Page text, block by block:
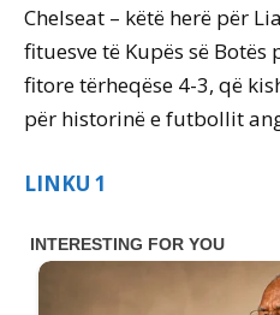
Chelseat – këtë herë për
fituesve të Kupës së
fitore tërheqëse 4-3, që
për historinë e futbollit
LINKU 1